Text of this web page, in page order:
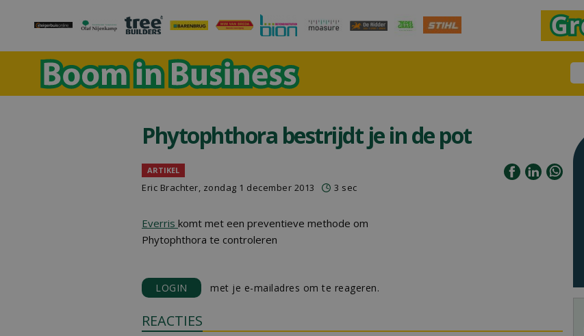
Phytophthora bestrijdt je in de pot
ARTIKEL
Eric Brachter, zondag 1 december 2013 3 sec
Everris komt met een preventieve methode om
Phytophthora te controleren
LOGIN met je e-mailadres om te reageren.
REACTIES